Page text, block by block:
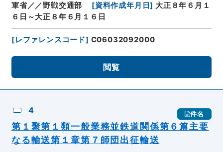
軍省／／野戦交通部
[資料作成年月日] 大正８年６月１
６日～大正８年６月１６日
[レファレンスコード] C06032092000
閲覧
4 件名
第１聚第１類一般業務並鉄道関係第６篇主要
なる輸送第１章第７師団出征輸送